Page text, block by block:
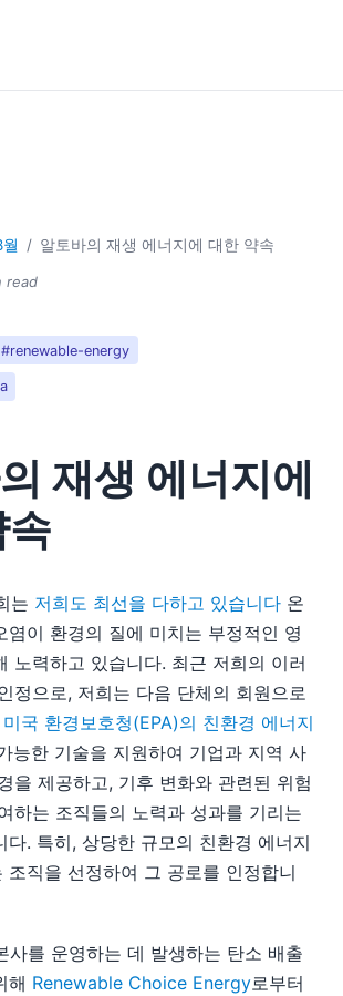
과서
는 최근 산업 분야 수상 기록)
지에 대한 약속
알토바의 재생 에너지에 대한 약속
read
#renewable-energy
재생 에너지에
는 저희도 최선을 다하고 있습니다 온
염이 환경의 질에 미치는 부정적인 영
노력하고 있습니다. 최근 저희의 이러
정으로, 저희는 다음 단체의 회원으로
미국 환경보호청(EPA)의 친환경 에너지
능한 기술을 지원하여 기업과 지역 사
을 제공하고, 기후 변화와 관련된 위험
하는 조직들의 노력과 성과를 기리는
다. 특히, 상당한 규모의 친환경 에너지
조직을 선정하여 그 공로를 인정합니
를 운영하는 데 발생하는 탄소 배출
해 Renewable Choice Energy로부터